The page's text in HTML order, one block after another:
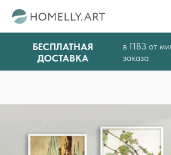
БЕСПЛАТНАЯ
ДОСТАВКА
в ПВЗ от
заказа